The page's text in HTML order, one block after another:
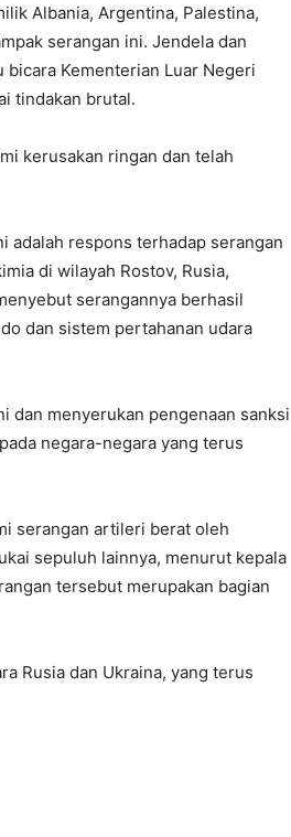
Albania, Argentina, Palestina,
serangan ini. Jendela dan
Kementerian Luar Negeri
tindakan brutal.
kerusakan ringan dan telah
adalah respons terhadap serangan
di wilayah Rostov, Rusia,
serangannya berhasil
dan sistem pertahanan udara
dan menyerukan pengenaan sanksi
negara-negara yang terus
serangan artileri berat oleh
sepuluh lainnya, menurut kepala
tersebut merupakan bagian
Rusia dan Ukraina, yang terus